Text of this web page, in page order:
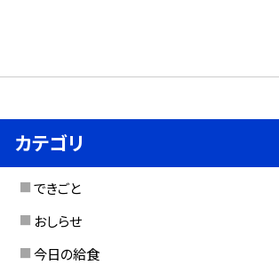
カテゴリ
できごと
おしらせ
今日の給食